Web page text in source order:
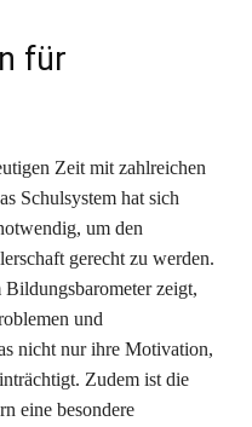
für
Zeit mit zahlreichen
Schulsystem hat sich
um den
gerecht zu werden.
zeigt,
und
nicht nur ihre Motivation,
Zudem ist die
eine besondere